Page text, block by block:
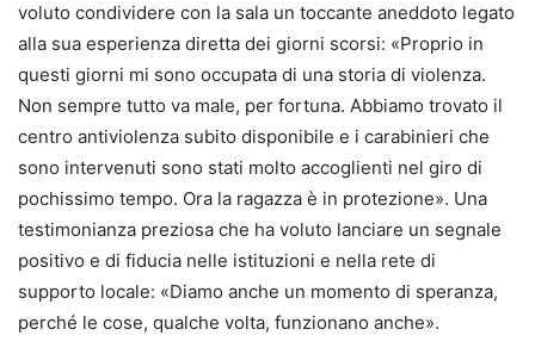
voluto condividere con la sala un toccante aneddoto legato
alla sua esperienza diretta dei giorni scorsi: «Proprio in
questi giorni mi sono occupata di una storia di violenza.
Non sempre tutto va male, per fortuna. Abbiamo trovato il
centro antiviolenza subito disponibile e i carabinieri che
sono intervenuti sono stati molto accoglienti nel giro di
pochissimo tempo. Ora la ragazza è in protezione». Una
testimonianza preziosa che ha voluto lanciare un segnale
positivo e di fiducia nelle istituzioni e nella rete di
supporto locale: «Diamo anche un momento di speranza,
perché le cose, qualche volta, funzionano anche».